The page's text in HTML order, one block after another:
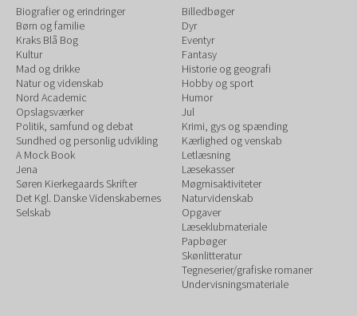
Biografier og erindringer
Børn og familie
Kraks Blå Bog
Kultur
Mad og drikke
Natur og videnskab
Nord Academic
Opslagsværker
Politik, samfund og debat
Sundhed og personlig udvikling
A Mock Book
Jena
Søren Kierkegaards Skrifter
Det Kgl. Danske Videnskabernes
Selskab
Billedbøger
Dyr
Eventyr
Fantasy
Historie og geografi
Hobby og sport
Humor
Jul
Krimi, gys og spænding
Kærlighed og venskab
Letlæsning
Læsekasser
Møgmisaktiviteter
Naturvidenskab
Opgaver
Læseklubmateriale
Papbøger
Skønlitteratur
Tegneserier/grafiske romaner
Undervisningsmateriale